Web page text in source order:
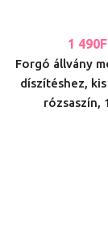
1 490
Forgó állvány
díszítéshez,
rózsaszín,